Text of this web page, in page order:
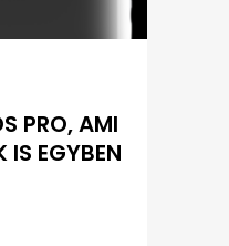
PRO, AMI
IS EGYBEN